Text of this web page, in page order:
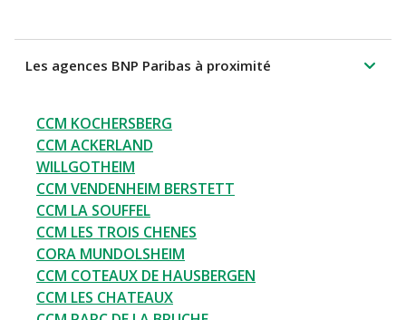
Les agences BNP Paribas à proximité
CCM KOCHERSBERG
CCM ACKERLAND
WILLGOTHEIM
CCM VENDENHEIM BERSTETT
CCM LA SOUFFEL
CCM LES TROIS CHENES
CORA MUNDOLSHEIM
CCM COTEAUX DE HAUSBERGEN
CCM LES CHATEAUX